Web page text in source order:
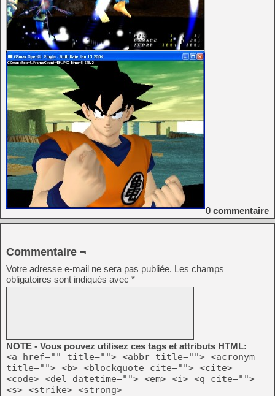
0 commentaire
Commentaire ¬
Votre adresse e-mail ne sera pas publiée. Les champs
obligatoires sont indiqués avec *
NOTE - Vous pouvez utilisez ces tags et attributs HTML:
<a href="" title=""> <abbr title=""> <acronym
title=""> <b> <blockquote cite=""> <cite>
<code> <del datetime=""> <em> <i> <q cite="">
<s> <strike> <strong>